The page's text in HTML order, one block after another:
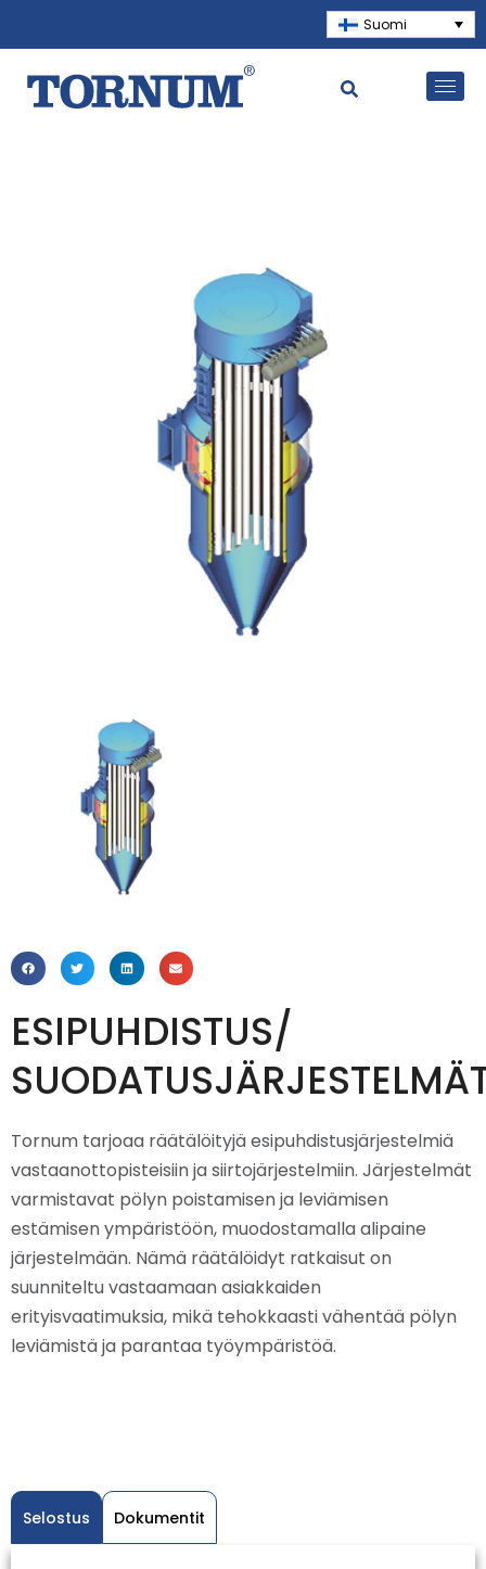
Suomi
ESIPUHDISTUS/
Tornum tarjoaa räätälöityjä esipuhdistusjärjestelmiä
vastaanottopisteisiin ja siirtojärjestelmiin. Järjestelmät
varmistavat pölyn poistamisen ja leviämisen
estämisen ympäristöön, muodostamalla alipaine
järjestelmään. Nämä räätälöidyt ratkaisut on
suunniteltu vastaamaan asiakkaiden
erityisvaatimuksia, mikä tehokkaasti vähentää pölyn
leviämistä ja parantaa työympäristöä.
Selostus Dokumentit